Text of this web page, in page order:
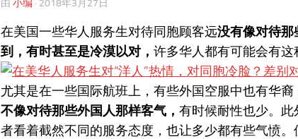
由 小编 · 2018年3月27日
在美国一些华人服务生对待同胞顾客远没有像对待那
到，有时甚至是冷漠以对， 许多华人都有可能会有这
尤其是在一些国际航班上，有些外国空服中也有华裔
不像对待那些外国人那样客气， 有时候耐性也少。
者看着截然不同的服务态度，也让多少都有些气愤。